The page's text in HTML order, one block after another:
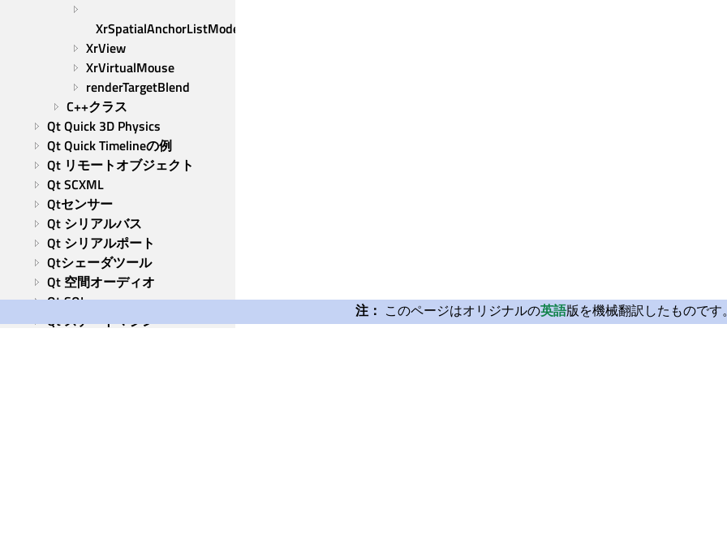
XrSpatialAnchorListModel
XrView
XrVirtualMouse
renderTargetBlend
C++クラス
Qt Quick 3D Physics
Qt Quick Timelineの例
Qt リモートオブジェクト
Qt SCXML
Qtセンサー
Qt シリアルバス
Qt シリアルポート
Qtシェーダツール
Qt 空間オーディオ
Qt SQL
Qt ステートマシン
注： このページはオリジナルの英語版を機械翻訳したものです。